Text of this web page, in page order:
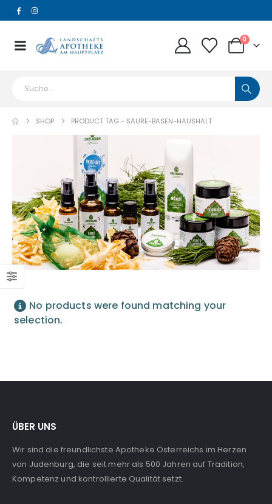
0
SHOP PRODUCT TAG - SÄURE-BASEN-HAUSHALT
No products were found matching your
selection.
ÜBER UNS
Wir sind die freundlichste Apotheke Österreichs im Herzen
von Judenburg, die seit mehr als 500 Jahren auf Tradition,
Kompetenz und kontrollierte Qualität setzt.